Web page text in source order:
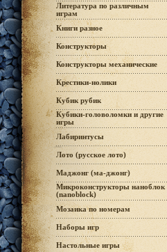
Литература по различным
играм
Книги разное
Конструкторы
Конструкторы механические
Крестики-нолики
Кубик рубик
Кубики-головоломки и другие
игры
Лабиринтусы
Лото (русское лото)
Маджонг (ма-джонг)
Микроконструкторы наноблок
(nanoblock)
Мозаика по номерам
Наборы игр
Настольные игры